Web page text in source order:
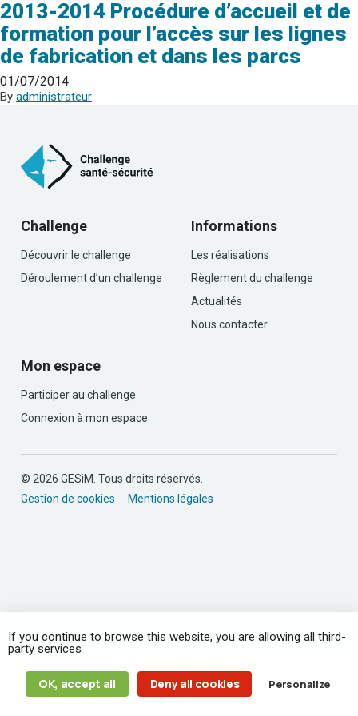
2013-2014 Procédure d’accueil et de
formation pour l’accès sur les lignes
de fabrication et dans les parcs
01/07/2014
By administrateur
Challenge
Découvrir le challenge
Déroulement d’un challenge
Informations
Les réalisations
Règlement du challenge
Actualités
Nous contacter
Mon espace
Participer au challenge
Connexion à mon espace
© 2026 GESiM. Tous droits réservés.
Gestion de cookies
Mentions légales
If you continue to browse this website, you are allowing all third-
party services
OK, accept all Deny all cookies Personalize